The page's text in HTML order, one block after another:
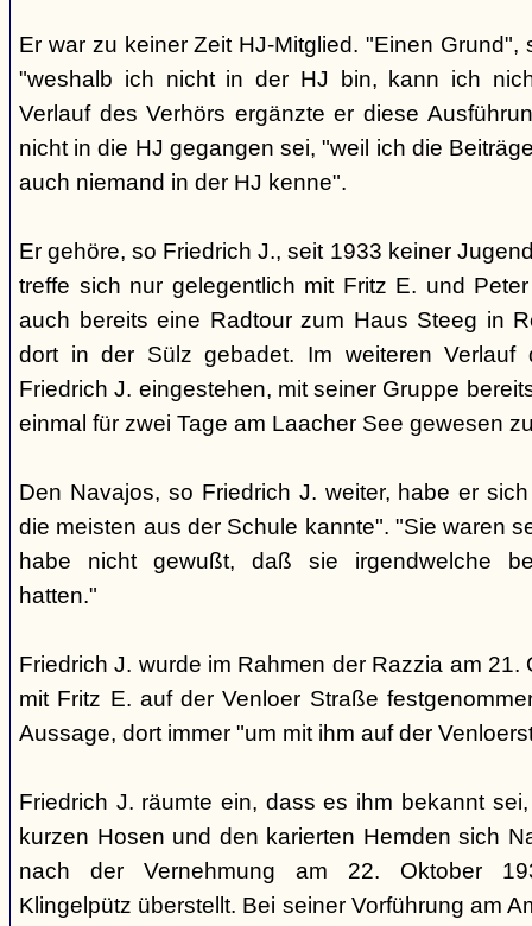
Er war zu keiner Zeit HJ-Mitglied. "Einen
"weshalb ich nicht in der HJ bin, kann ich
Verlauf des Verhörs ergänzte er diese
nicht in die HJ gegangen sei, "weil ich die
auch niemand in der HJ kenne".
Er gehöre, so Friedrich J., seit 1933 keiner
treffe sich nur gelegentlich mit Fritz E. und
auch bereits eine Radtour zum Haus Steeg in
dort in der Sülz gebadet. Im weiteren Verlauf
Friedrich J. eingestehen, mit seiner Gruppe
einmal für zwei Tage am Laacher See gewesen
Den Navajos, so Friedrich J. weiter, habe er
die meisten aus der Schule kannte". "Sie waren
habe nicht gewußt, daß sie irgendwelche
hatten."
Friedrich J. wurde im Rahmen der Razzia am
mit Fritz E. auf der Venloer Straße
Aussage, dort immer "um mit ihm auf der
Friedrich J. räumte ein, dass es ihm bekannt
kurzen Hosen und den karierten Hemden sich
nach der Vernehmung am 22. Oktober
Klingelpütz überstellt. Bei seiner Vorführung am